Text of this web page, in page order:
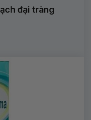
đại tràng